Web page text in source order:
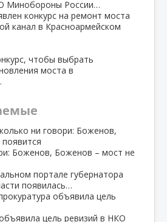
Минобороны России…
конкурс на ремонт моста
канал в Красноармейском
чтобы выбрать
моста в
ни говори: Боженов,
портале губернатора
появилась…
объявила цель